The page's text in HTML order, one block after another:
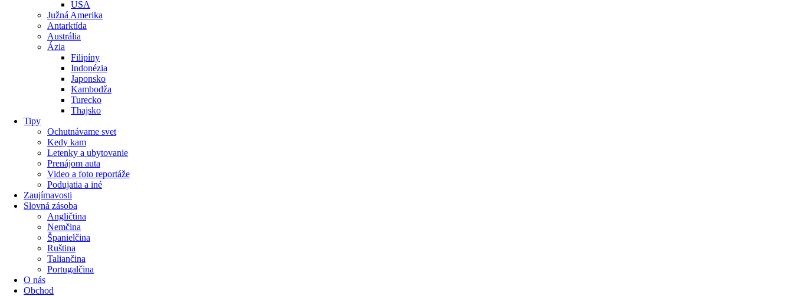
USA
Južná Amerika
Antarktída
Austrália
Ázia
Filipíny
Indonézia
Japonsko
Kambodža
Turecko
Thajsko
Tipy
Ochutnávame svet
Kedy kam
Letenky a ubytovanie
Prenájom auta
Video a foto reportáže
Podujatia a iné
Zaujímavosti
Slovná zásoba
Angličtina
Nemčina
Španielčina
Ruština
Taliančina
Portugalčina
O nás
Obchod